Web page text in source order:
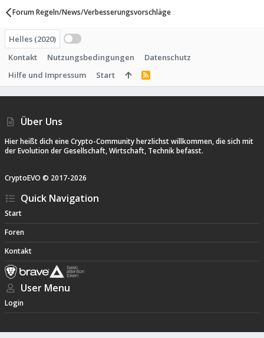
Forum Regeln/News/Verbesserungsvorschläge
Helles (2020)
Kontakt
Nutzungsbedingungen
Datenschutz
Hilfe und Impressum
Start
R
Über Uns
Hier heißt dich eine Crypto-Community herzlichst willkommen, die sich mit
der Evolution der Gesellschaft, Wirtschaft, Technik befasst.
CryptoEVO © 2017-2026
Quick Navigation
Start
Foren
Kontakt
User Menu
Login